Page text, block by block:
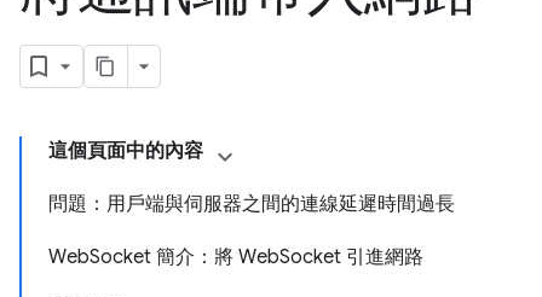
這個頁面中的內容
問題：用戶端與伺服器之間的連線延遲時間過長
WebSocket 簡介：將 WebSocket 引進網路